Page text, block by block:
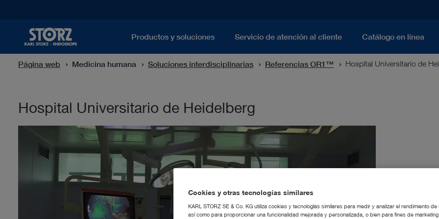
Productos y soluciones Servicio de atención al cliente Catálogo en línea
Página web Medicina humana Soluciones interdisciplinarias Referencias OR1™ Hospital Universitario de
Hospital Universitario de Heidelberg
Cookies y otras tecnologías similares
KARL STORZ SE & Co. KG utiliza cookies y tecnologías similares para medir y analizar el rendimiento de
así como para proporcionar una funcionalidad mejorada y personalizada, o bien para fines de